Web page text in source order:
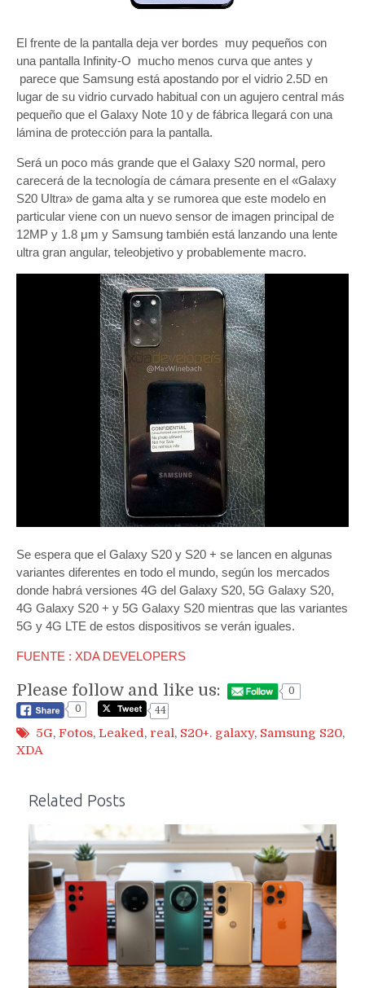
El frente de la pantalla deja ver bordes muy pequeños con
una pantalla Infinity-O mucho menos curva que antes y
parece que Samsung está apostando por el vidrio 2.5D en
lugar de su vidrio curvado habitual con un agujero central más
pequeño que el Galaxy Note 10 y de fábrica llegará con una
lámina de protección para la pantalla.
Será un poco más grande que el Galaxy S20 normal, pero
carecerá de la tecnología de cámara presente en el «Galaxy
S20 Ultra» de gama alta y se rumorea que este modelo en
particular viene con un nuevo sensor de imagen principal de
12MP y 1.8 μm y Samsung también está lanzando una lente
ultra gran angular, teleobjetivo y probablemente macro.
Se espera que el Galaxy S20 y S20 + se lancen en algunas
variantes diferentes en todo el mundo, según los mercados
donde habrá versiones 4G del Galaxy S20, 5G Galaxy S20,
4G Galaxy S20 + y 5G Galaxy S20 mientras que las variantes
5G y 4G LTE de estos dispositivos se verán iguales.
FUENTE : XDA DEVELOPERS
Please follow and like us:
0
0
44
5G, Fotos, Leaked, real, S20+. galaxy, Samsung S20,
XDA
Related Posts